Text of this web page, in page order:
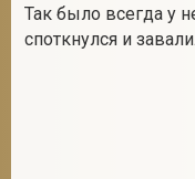
Так было всегда у
споткнулся и